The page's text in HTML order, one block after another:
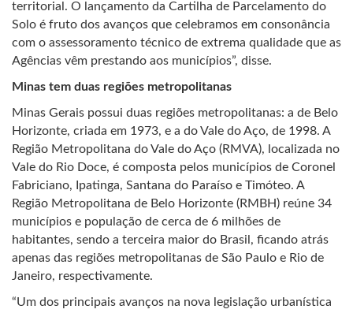
territorial. O lançamento da Cartilha de Parcelamento do
Solo é fruto dos avanços que celebramos em consonância
com o assessoramento técnico de extrema qualidade que as
Agências vêm prestando aos municípios”, disse.
Minas tem duas regiões metropolitanas
Minas Gerais possui duas regiões metropolitanas: a de Belo
Horizonte, criada em 1973, e a do Vale do Aço, de 1998. A
Região Metropolitana do Vale do Aço (RMVA), localizada no
Vale do Rio Doce, é composta pelos municípios de Coronel
Fabriciano, Ipatinga, Santana do Paraíso e Timóteo. A
Região Metropolitana de Belo Horizonte (RMBH) reúne 34
municípios e população de cerca de 6 milhões de
habitantes, sendo a terceira maior do Brasil, ficando atrás
apenas das regiões metropolitanas de São Paulo e Rio de
Janeiro, respectivamente.
“Um dos principais avanços na nova legislação urbanística